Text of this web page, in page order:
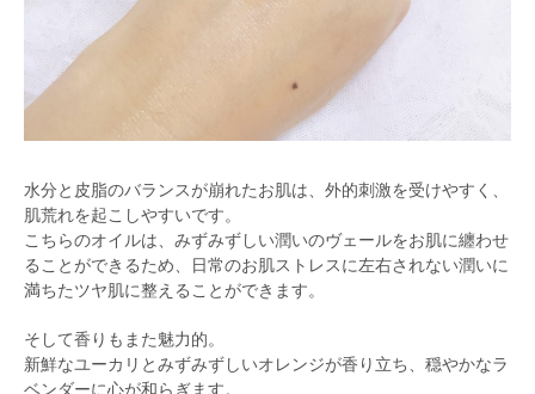
水分と皮脂のバランスが崩れたお肌は、外的刺激を受けやすく、
肌荒れを起こしやすいです。
こちらのオイルは、みずみずしい潤いのヴェールをお肌に纏わせ
ることができるため、日常のお肌ストレスに左右されない潤いに
満ちたツヤ肌に整えることができます。
そして香りもまた魅力的。
新鮮なユーカリとみずみずしいオレンジが香り立ち、穏やかなラ
ベンダーに心が和らぎます。